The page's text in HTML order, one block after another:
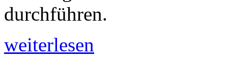
durchführen.
weiterlesen